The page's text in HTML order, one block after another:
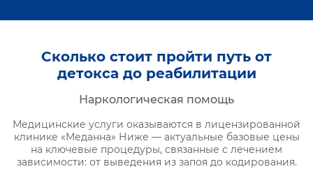
Сколько стоит пройти путь от
детокса до реабилитации
Наркологическая помощь
Медицинские услуги оказываются в лицензированной
клинике «Меданна» Ниже — актуальные базовые цены
на ключевые процедуры, связанные с лечением
зависимости: от выведения из запоя до кодирования.